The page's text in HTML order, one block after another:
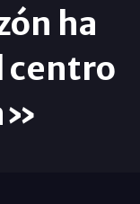
ha
centro